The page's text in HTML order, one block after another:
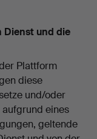
Dienst und die
Plattform
diese
und/oder
eines
geltende